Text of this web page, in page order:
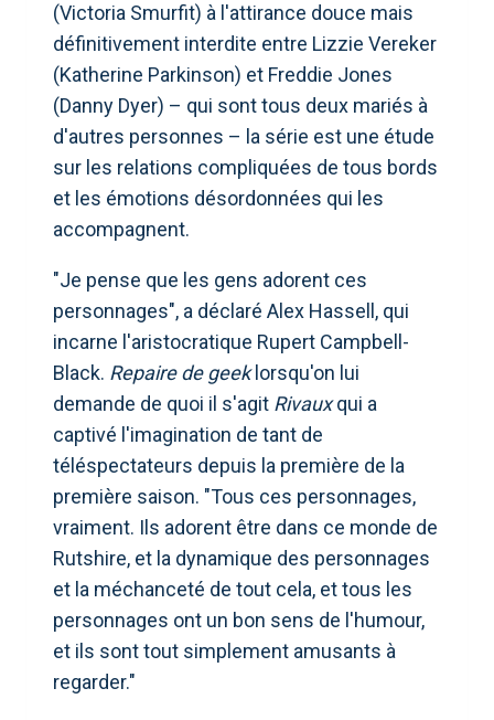
(Victoria Smurfit) à l'attirance douce mais
définitivement interdite entre Lizzie Vereker
(Katherine Parkinson) et Freddie Jones
(Danny Dyer) – qui sont tous deux mariés à
d'autres personnes – la série est une étude
sur les relations compliquées de tous bords
et les émotions désordonnées qui les
accompagnent.
"Je pense que les gens adorent ces
personnages", a déclaré Alex Hassell, qui
incarne l'aristocratique Rupert Campbell-
Black. Repaire de geeklorsqu'on lui
demande de quoi il s'agit Rivauxqui a
captivé l'imagination de tant de
téléspectateurs depuis la première de la
première saison. "Tous ces personnages,
vraiment. Ils adorent être dans ce monde de
Rutshire, et la dynamique des personnages
et la méchanceté de tout cela, et tous les
personnages ont un bon sens de l'humour,
et ils sont tout simplement amusants à
regarder."